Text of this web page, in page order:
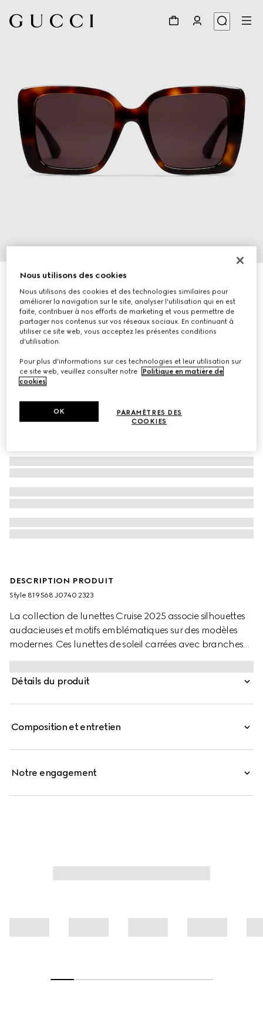
Lunettes de soleil carrées
CHF 370
Déclinaisons marron
DESCRIPTION PRODUIT
Style ‎819568 J0740 2323
La collection de lunettes Cruise 2025 associe silhouettes
audacieuses et motifs emblématiques sur des modèles
modernes. Ces lunettes de soleil carrées avec branches
coloris bleu et rouge arborent un logo Gucci.
Détails du produit
Composition et entretien
Notre engagement
Nous utilisons des cookies
Nous utilisons des cookies et des technologies similaires pour
améliorer la navigation sur le site, analyser l'utilisation qui en est
faite, contribuer à nos efforts de marketing et vous permettre de
partager nos contenus sur vos réseaux sociaux. En continuant à
utiliser ce site web, vous acceptez les présentes conditions
d'utilisation.
Pour plus d'informations sur ces technologies et leur utilisation sur
ce site web, veuillez consulter notre
Politique en matière de
cookies.
PARAMÈTRES DES
COOKIES
OK